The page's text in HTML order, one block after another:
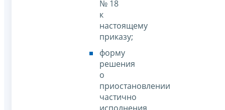
№ 18
к
настоящему
приказу;
форму
решения
о
приостановлении
частично
исполнения